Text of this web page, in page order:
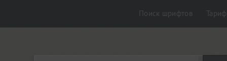
Поиск шрифтов